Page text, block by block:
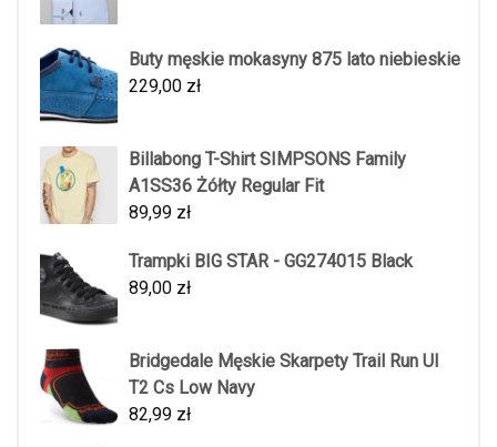
Buty męskie mokasyny 875 lato niebieskie
229,00 zł
Billabong T-Shirt SIMPSONS Family
A1SS36 Żółty Regular Fit
89,99 zł
Trampki BIG STAR - GG274015 Black
89,00 zł
Bridgedale Męskie Skarpety Trail Run Ul
T2 Cs Low Navy
82,99 zł